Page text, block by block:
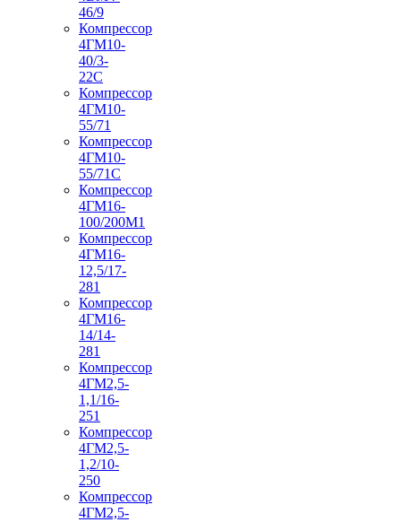
46/9
Компрессор
4ГМ10-
40/3-
22С
Компрессор
4ГМ10-
55/71
Компрессор
4ГМ10-
55/71С
Компрессор
4ГМ16-
100/200М1
Компрессор
4ГМ16-
12,5/17-
281
Компрессор
4ГМ16-
14/14-
281
Компрессор
4ГМ2,5-
1,1/16-
251
Компрессор
4ГМ2,5-
1,2/10-
250
Компрессор
4ГМ2,5-